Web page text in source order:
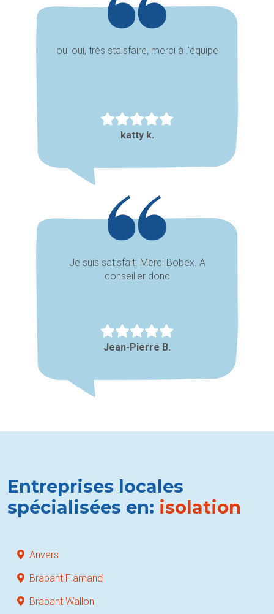
oui oui, très staisfaire, merci à l'équipe
katty k.
Je suis satisfait. Merci Bobex. A
conseiller donc
Jean-Pierre B.
Entreprises locales
spécialisées en: isolation
Anvers
Brabant Flamand
Brabant Wallon